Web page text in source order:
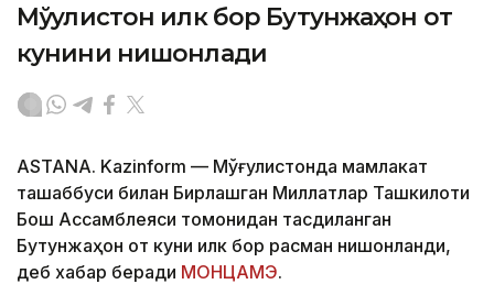
Мўғулистон илк бор Бутунжаҳон от
кунини нишонлади
ASTANA. Kazinform — Мўғулистонда мамлакат
ташаббуси билан Бирлашган Миллатлар Ташкилоти
Бош Ассамблеяси томонидан тасдиқланган
Бутунжаҳон от куни илк бор расман нишонланди,
деб хабар беради МОНЦАМЭ.